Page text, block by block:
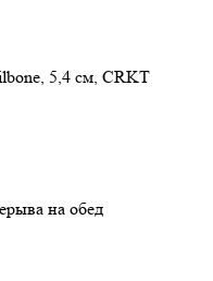
5,4 см, CRKT
на обед